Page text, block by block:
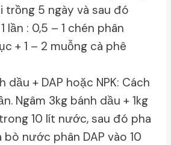
trồng 5 ngày và sau đó
lần : 0,5 – 1 chén phân
+ 1 – 2 muỗng cà phê
+ DAP hoặc NPK: Cách
Ngâm 3kg bánh dầu + 1kg
10 lít nước, sau đó pha
nước phân DAP vào 10